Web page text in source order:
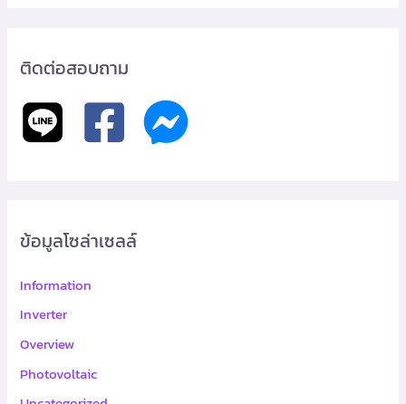
c
o
ติดต่อสอบถาม
ข้อมูลโซล่าเซลล์
Information
Inverter
Overview
Photovoltaic